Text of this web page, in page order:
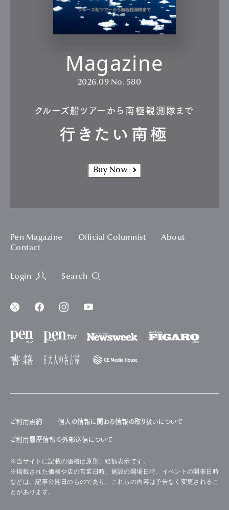
Magazine
2026.09 No. 580
クルーズ船ツアーから南極観測隊まで
行きたい南極
Buy Now
Pen Magazine Official Columnist
About
Contact
Login Search
ご利用規約 個人の情報に関わる情報の取り扱いについて
ご利用履歴情報の外部送信について
※当サイトに記載の価格は原則、総額表示です。
※掲載された価格や店の営業日時、施設の開場日時、イベントの開催日時
などは、記事公開日のものであり、これらの内容は予告なく変更されるこ
とがあります。